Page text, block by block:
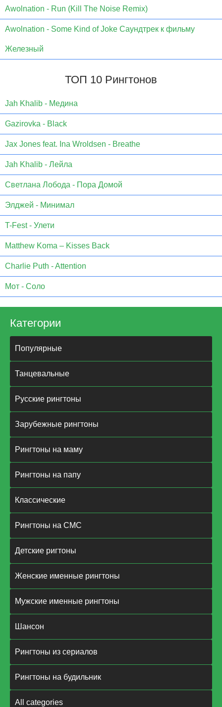
Awolnation - Run (Kill The Noise Remix)
Awolnation - Some Kind of Joke Саундтрек к фильму
Железный
ТОП 10 Рингтонов
Jаh Khаlib - Медина
Gazirovka - Black
Jax Jones feat. Ina Wroldsen - Breathe
Jah Khalib - Лейла
Светлана Лобода - Пора Домой
Элджей - Минимал
T-Fest - Улети
Matthew Koma – Kisses Back
Charlie Puth - Attention
Мот - Соло
Категории
Популярные
Танцевальные
Русские рингтоны
Зарубежные рингтоны
Рингтоны на маму
Рингтоны на папу
Классические
Рингтоны на СМС
Детские ригтоны
Женские именные рингтоны
Мужские именные рингтоны
Шансон
Рингтоны из сериалов
Рингтоны на будильник
All categories